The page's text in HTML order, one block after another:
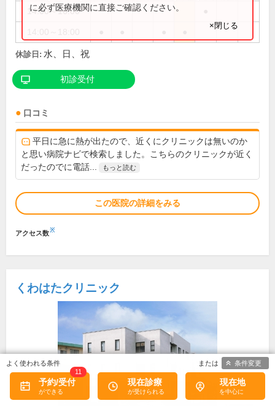
14:00～16:00
に必ず医療機関に直接ご確認ください。
×閉じる
休診日: 水、日、祝
初診受付
口コミ
平日に急に熱が出たので、近くにクリニックは無いのか
と思い病院ナビで検索しました。こちらのクリニックが近く
だったのでに電話...
もっと読む
この医院の詳細をみる
アクセス数※
くわはたクリニック
予約/受付
11
現在診療 現在地
条件変更